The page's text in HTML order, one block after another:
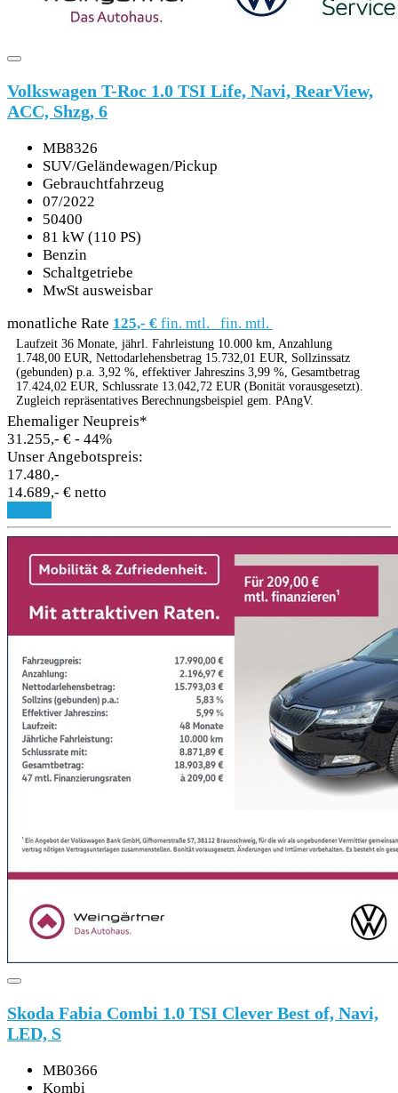
Volkswagen T-Roc 1.0 TSI Life, Navi, RearView,
ACC, Shzg, 6
MB8326
SUV/Geländewagen/Pickup
Gebrauchtfahrzeug
07/2022
50400
81 kW (110 PS)
Benzin
Schaltgetriebe
MwSt ausweisbar
monatliche Rate 125,- € fin. mtl. fin. mtl.
Laufzeit 36 Monate, jährl. Fahrleistung 10.000 km, Anzahlung
1.748,00 EUR, Nettodarlehensbetrag 15.732,01 EUR, Sollzinssatz
(gebunden) p.a. 3,92 %, effektiver Jahreszins 3,99 %, Gesamtbetrag
17.424,02 EUR, Schlussrate 13.042,72 EUR (Bonität vorausgesetzt).
Zugleich repräsentatives Berechnungsbeispiel gem. PAngV.
Ehemaliger Neupreis*
31.255,- € - 44%
Unser Angebotspreis:
17.480,-
14.689,- € netto
Skoda Fabia Combi 1.0 TSI Clever Best of, Navi,
LED, S
MB0366
Kombi